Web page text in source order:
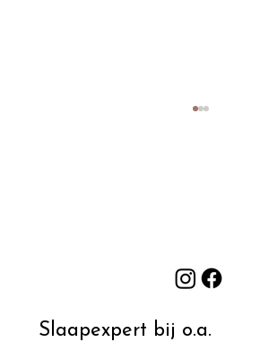
Prikkels, overprikkeling en slapen bij kinderen
Slaapexpert bij o.a.